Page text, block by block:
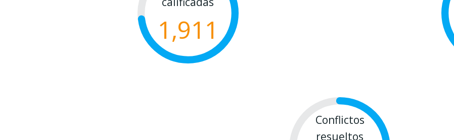
1,911
Conflictos
resueltos